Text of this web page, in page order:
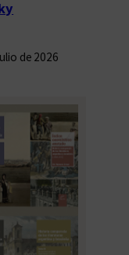
de 2026